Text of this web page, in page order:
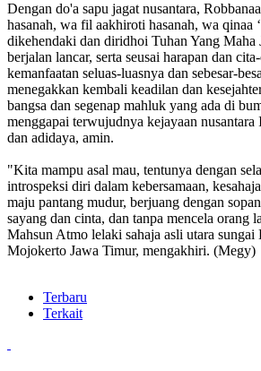
Dengan do'a sapu jagat nusantara,
hasanah, wa fil aakhiroti hasanah, wa qinaa
dikehendaki dan diridhoi Tuhan Yang
berjalan lancar, serta seusai harapan dan
kemanfaatan seluas-luasnya dan sebesar-
menegakkan kembali keadilan dan
bangsa dan segenap mahluk yang ada di
menggapai terwujudnya kejayaan
dan adidaya, amin.
"Kita mampu asal mau, tentunya dengan
introspeksi diri dalam kebersamaan,
maju pantang mudur, berjuang dengan
sayang dan cinta, dan tanpa mencela orang
Mahsun Atmo lelaki sahaja asli utara
Mojokerto Jawa Timur, mengakhiri. (Megy)
Terbaru
Terkait